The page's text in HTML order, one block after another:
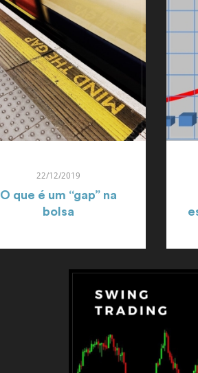
22/12/2019
O que é um “gap” na
bolsa